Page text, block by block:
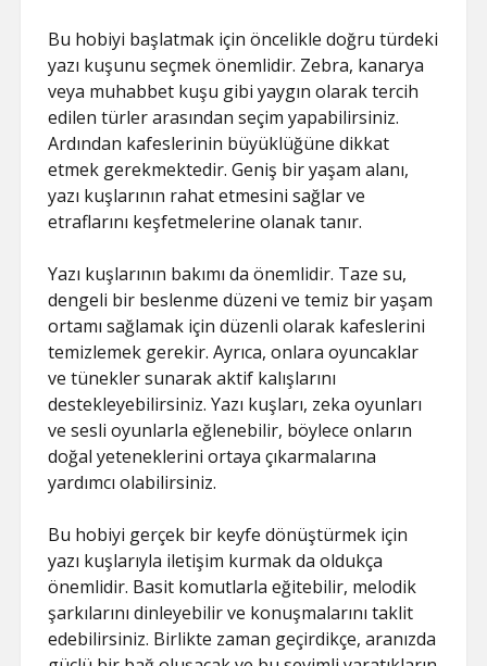
Bu hobiyi başlatmak için öncelikle doğru türdeki
yazı kuşunu seçmek önemlidir. Zebra, kanarya
veya muhabbet kuşu gibi yaygın olarak tercih
edilen türler arasından seçim yapabilirsiniz.
Ardından kafeslerinin büyüklüğüne dikkat
etmek gerekmektedir. Geniş bir yaşam alanı,
yazı kuşlarının rahat etmesini sağlar ve
etraflarını keşfetmelerine olanak tanır.
Yazı kuşlarının bakımı da önemlidir. Taze su,
dengeli bir beslenme düzeni ve temiz bir yaşam
ortamı sağlamak için düzenli olarak kafeslerini
temizlemek gerekir. Ayrıca, onlara oyuncaklar
ve tünekler sunarak aktif kalışlarını
destekleyebilirsiniz. Yazı kuşları, zeka oyunları
ve sesli oyunlarla eğlenebilir, böylece onların
doğal yeteneklerini ortaya çıkarmalarına
yardımcı olabilirsiniz.
Bu hobiyi gerçek bir keyfe dönüştürmek için
yazı kuşlarıyla iletişim kurmak da oldukça
önemlidir. Basit komutlarla eğitebilir, melodik
şarkılarını dinleyebilir ve konuşmalarını taklit
edebilirsiniz. Birlikte zaman geçirdikçe, aranızda